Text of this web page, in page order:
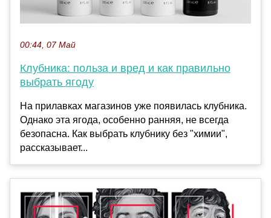
00:44, 07 Май
Клубника: польза и вред и как правильно
выбрать ягоду
На прилавках магазинов уже появилась клубника.
Однако эта ягода, особенно ранняя, не всегда
безопасна. Как выбрать клубнику без "химии",
рассказывает...